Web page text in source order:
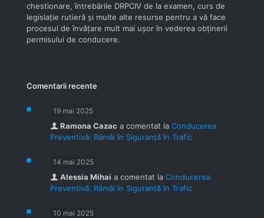
chestionare, întrebările DRPCIV de la examen, curs de
legislaţie rutieră şi multe alte resurse pentru a vă face
procesul de învăţare mult mai uşor în vederea obţinerii
permisului de conducere.
Comentarii recente
19 mai 2025
Ramona Cazac a comentat la Conducerea
Preventivă: Rămâi în Siguranță în Trafic
14 mai 2025
Alessia Mihai a comentat la Conducerea
Preventivă: Rămâi în Siguranță în Trafic
10 mai 2025